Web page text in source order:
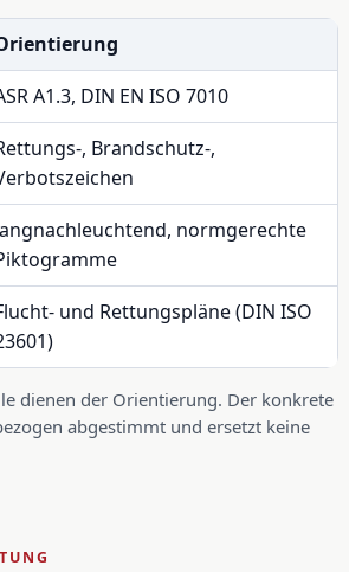
A1.3, DIN EN ISO 7010
, Brandschutz-,
normgerechte
und Rettungspläne (DIN ISO
dienen der Orientierung. Der konkrete
abgestimmt und ersetzt keine